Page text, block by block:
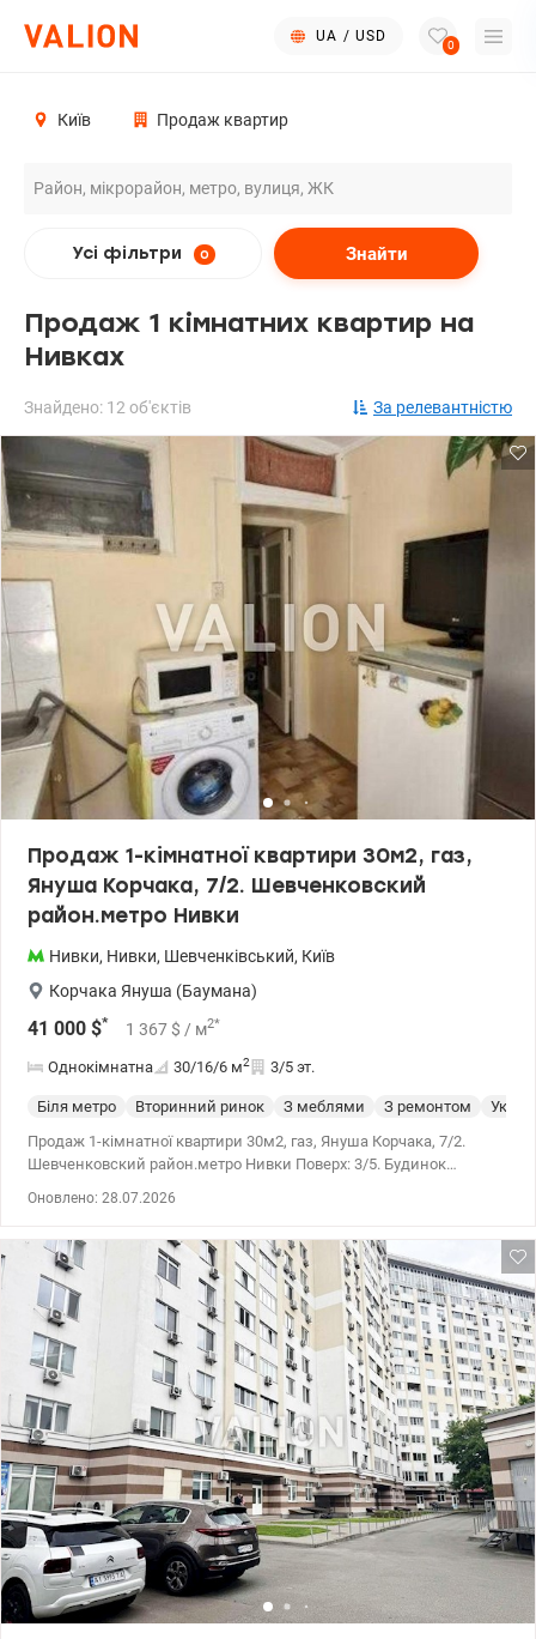
UA / USD
0
Київ Продаж квартир
Усі фільтри 0 Знайти
Продаж 1 кімнатних квартир на
Нивках
Знайдено: 12 об'єктів За релевантністю
Продаж 1-кімнатної квартири 30м2, газ,
Януша Корчака, 7/2. Шевченковский
район.метро Нивки
Нивки, Нивки, Шевченківський, Київ
Корчака Януша (Баумана)
41 000 $* 1 367 $ / м2*
Однокімнатна 30/16/6 м2 3/5 эт.
Біля метро Вторинний ринок З меблями З ремонтом
Продаж 1-кімнатної квартири 30м2, газ, Януша Корчака, 7/2.
Шевченковский район.метро Нивки Поверх: 3/5. Будинок
суміщений. Стан: житловий. Квартира продається з наявними
меблями та побутовою технікою. Розташування та
інфраструктура: - тихий зелений двір. - у безпосередній
близькості знаходяться два бомбосховища Парк «Нивки» —
огромная зеленая зона с озерами и прогулочными дорожками
всего в 10 минутах ходьбы. Сырецкий Гай — парк-памятник
садово-паркового искусства, который граничит с улицей Януша
Корчака и идеально подходит для пробежек или выгула
домашних животных. Транспорт: Станция метро «Нивки» —
ключевой транспортный узел. Пешком до нее идти около 10–12
минут через парк или по жилым кварталам.На Берестейском
проспекте и улице Щербаковского останавливаются десятки
автобусов, троллейбусов и маршрутных такси, связывающих
район с центром, Святошино и Подолом Цiна 41000 у.o.
0503932257 Марsя Valion.ua/1154392
Оновлено: 28.07.2026